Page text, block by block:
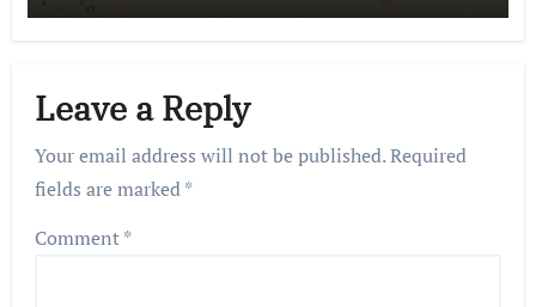
Leave a Reply
Your email address will not be published.Required
fields are marked*
Comment*